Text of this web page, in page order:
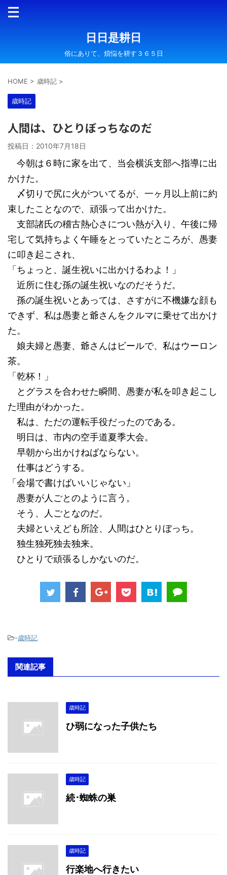
日日是耕日
俗にありて、煩悩を耕す３６５日
HOME > 歳時記 >
歳時記
人間は、ひとりぼっちなのだ
投稿日： 2010年7月18日
今朝は６時に家を出て、当会横浜支部へ指導に出
かけた。
〆切りで尻に火がついてるが、一ヶ月以上前に約
束したことなので、頑張って出かけた。
支部諸氏の稽古熱心さについ熱が入り、午後に帰
宅して気持ちよく午睡をとっていたところが、愚妻
に叩き起こされ、
「ちょっと、誕生祝いに出かけるわよ！」
近所に住む孫の誕生祝いなのだそうだ。
孫の誕生祝いとあっては、さすがに不機嫌な顔も
できず、私は愚妻と爺さんをクルマに乗せて出かけ
た。
娘夫婦と愚妻、爺さんはビールで、私はウーロン
茶。
「乾杯！」
とグラスを合わせた瞬間、愚妻が私を叩き起こし
た理由がわかった。
私は、ただの運転手役だったのである。
明日は、市内の空手道夏季大会。
早朝から出かけねばならない。
仕事はどうする。
「会場で書けばいいじゃない」
愚妻が人ごとのように言う。
そう、人ごとなのだ。
夫婦といえども所詮、人間はひとりぼっち。
独生独死独去独来。
ひとりで頑張るしかないのだ。
-歳時記
関連記事
歳時記
ひ弱になった子供たち
歳時記
続･蜘蛛の巣
歳時記
行楽地へ行きたい